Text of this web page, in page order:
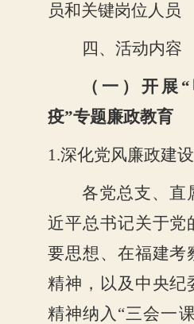
员和关键岗位人员
四、活动内容
（一）开展
疫”专题廉政教育
1.深化党风廉政建
各党总支、直
近平总书记关于党
要思想、在福建考
精神，以及中央纪
精神纳入 “三会一